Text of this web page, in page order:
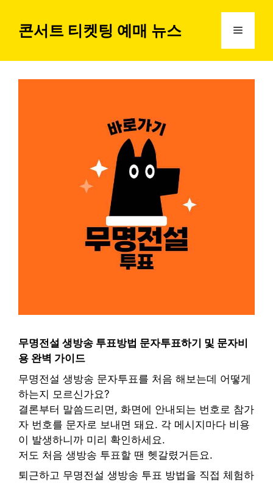
콘서트 티켓팅 예매 뉴스 메
무명전설 생방송 투표방법 문자투표하기 및 문자비
용 완벽 가이드
무명전설 생방송 문자투표를 처음 해보는데 어떻게
하는지 모르신가요?
결론부터 말씀드리면, 화면에 안내되는 번호로 참가
자 번호를 문자로 보내면 돼요. 각 메시지마다 비용
이 발생하니까 미리 확인하세요.
저도 처음 생방송 투표할 땐 헷갈렸거든요.
퇴근하고 무명전설 생방송 투표 방법을 직접 체험하